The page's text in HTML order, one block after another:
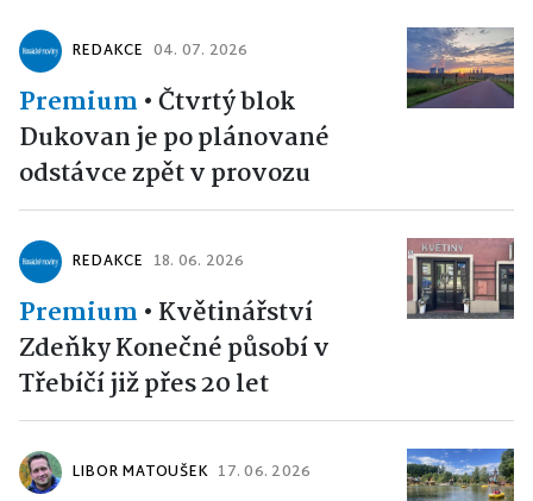
REDAKCE 04. 07. 2026
Premium •Čtvrtý blok
Dukovan je po plánované
odstávce zpět v provozu
REDAKCE 18. 06. 2026
Premium • Květinářství
Zdeňky Konečné působí v
Třebíčí již přes 20 let
LIBOR MATOUŠEK 17. 06. 2026